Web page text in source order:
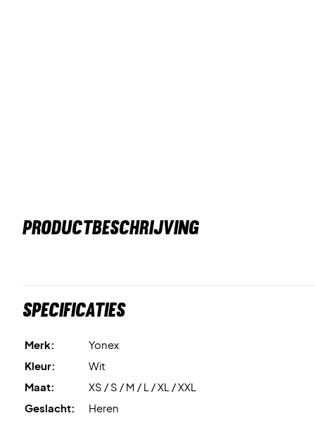
PRODUCTBESCHRIJVING
Specificaties
Merk:
Yonex
Kleur:
Wit
Maat:
XS / S / M / L / XL / XXL
Geslacht:
Heren